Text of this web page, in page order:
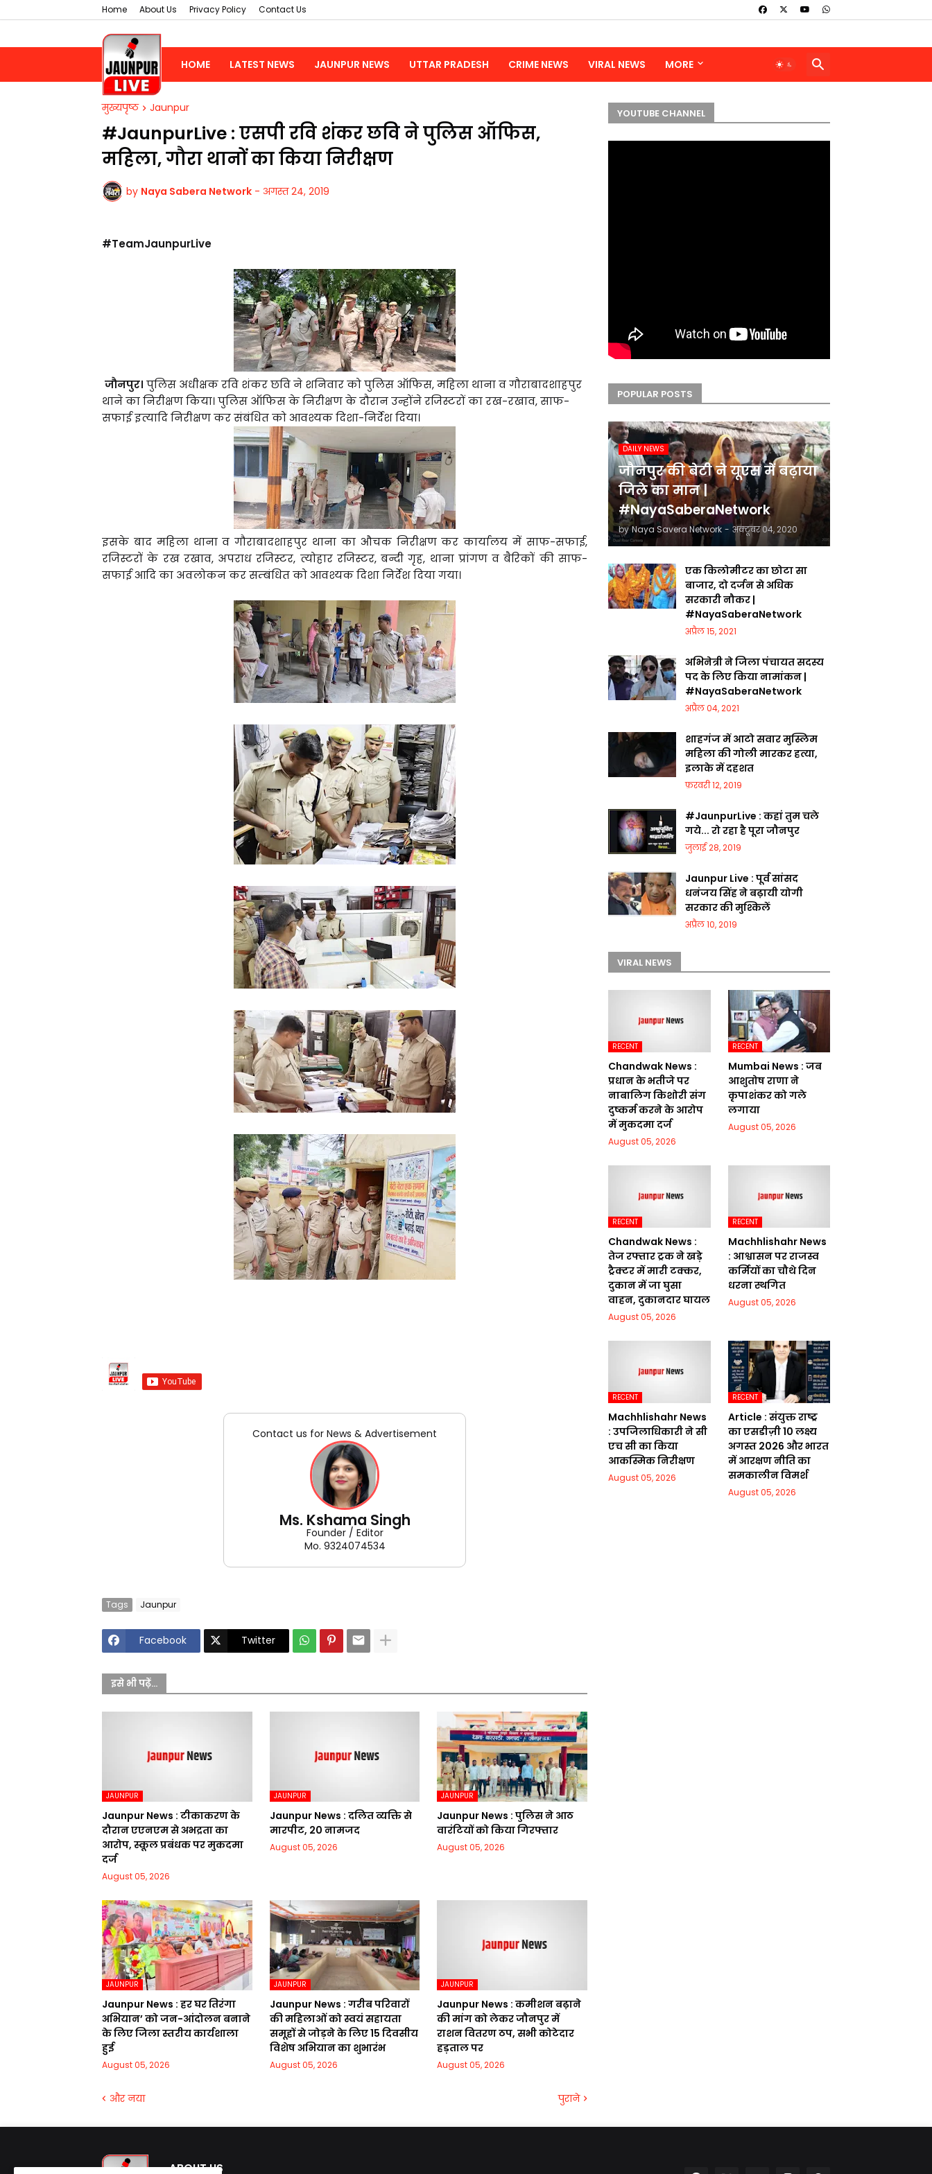
Home About Us Privacy Policy Contact Us
HOME LATEST NEWS JAUNPUR NEWS UTTAR PRADESH CRIME NEWS VIRAL NEWS MORE
मुख्यपृष्ठ Jaunpur
#JaunpurLive : एसपी रवि शंकर छवि ने पुलिस ऑफिस,
महिला, गौरा थानों का किया निरीक्षण
by Naya Sabera Network - अगस्त 24, 2019
#TeamJaunpurLive
जौनपुर। पुलिस अधीक्षक रवि शंकर छवि ने शनिवार को पुलिस ऑफिस, महिला थाना व गौराबादशाहपुर
थाने का निरीक्षण किया। पुलिस ऑफिस के निरीक्षण के दौरान उन्होंने रजिस्टरों का रख-रखाव, साफ-
सफाई इत्यादि निरीक्षण कर संबंधित को आवश्यक दिशा-निर्देश दिया।
इसके बाद महिला थाना व गौराबादशाहपुर थाना का औचक निरीक्षण कर कार्यालय में साफ-सफाई,
रजिस्टरों के रख रखाव, अपराध रजिस्टर, त्योहार रजिस्टर, बन्दी गृह, थाना प्रांगण व बैरिकों की साफ-
सफाई आदि का अवलोकन कर सम्बंधित को आवश्यक दिशा निर्देश दिया गया।
Contact us for News & Advertisement
Ms. Kshama Singh
Founder / Editor
Mo. 9324074534
Tags Jaunpur
Facebook Twitter
इसे भी पढ़ें...
JAUNPUR
Jaunpur News : टीकाकरण के
दौरान एएनएम से अभद्रता का
आरोप, स्कूल प्रबंधक पर मुकदमा
दर्ज
August 05, 2026
JAUNPUR
Jaunpur News : दलित व्यक्ति से
मारपीट, 20 नामजद
August 05, 2026
JAUNPUR
Jaunpur News : पुलिस ने आठ
वारंटियों को किया गिरफ्तार
August 05, 2026
JAUNPUR
Jaunpur News : हर घर तिरंगा
अभियान’ को जन-आंदोलन बनाने
के लिए जिला स्तरीय कार्यशाला
हुई
August 05, 2026
JAUNPUR
Jaunpur News : गरीब परिवारों
की महिलाओं को स्वयं सहायता
समूहों से जोड़ने के लिए 15 दिवसीय
विशेष अभियान का शुभारंभ
August 05, 2026
JAUNPUR
Jaunpur News : कमीशन बढ़ाने
की मांग को लेकर जौनपुर में
राशन वितरण ठप, सभी कोटेदार
हड़ताल पर
August 05, 2026
और नया पुराने
YOUTUBE CHANNEL
POPULAR POSTS
DAILY NEWS
जौनपुर की बेटी ने यूएस में बढ़ाया
जिले का मान |
#NayaSaberaNetwork
by Naya Savera Network - अक्टूबर 04, 2020
एक किलोमीटर का छोटा सा
बाजार, दो दर्जन से अधिक
सरकारी नौकर |
#NayaSaberaNetwork
अप्रैल 15, 2021
अभिनेत्री ने जिला पंचायत सदस्य
पद के लिए किया नामांकन |
#NayaSaberaNetwork
अप्रैल 04, 2021
शाहगंज में आटो सवार मुस्लिम
महिला की गोली मारकर हत्या,
इलाके में दहशत
फ़रवरी 12, 2019
#JaunpurLive : कहां तुम चले
गये... रो रहा है पूरा जौनपुर
जुलाई 28, 2019
Jaunpur Live : पूर्व सांसद
धनंजय सिंह ने बढ़ायी योगी
सरकार की मुश्किलें
अप्रैल 10, 2019
VIRAL NEWS
RECENT
Chandwak News :
प्रधान के भतीजे पर
नाबालिग किशोरी संग
दुष्कर्म करने के आरोप
में मुकदमा दर्ज
August 05, 2026
RECENT
Mumbai News : जब
आशुतोष राणा ने
कृपाशंकर को गले
लगाया
August 05, 2026
RECENT
Chandwak News :
तेज रफ्तार ट्रक ने खड़े
ट्रैक्टर में मारी टक्कर,
दुकान में जा घुसा
वाहन, दुकानदार घायल
August 05, 2026
RECENT
Machhlishahr News
: आश्वासन पर राजस्व
कर्मियों का चौथे दिन
धरना स्थगित
August 05, 2026
RECENT
Machhlishahr News
: उपजिलाधिकारी ने सी
एच सी का किया
आकस्मिक निरीक्षण
August 05, 2026
RECENT
Article : संयुक्त राष्ट्र
का एसडीज़ी 10 लक्ष्य
अगस्त 2026 और भारत
में आरक्षण नीति का
समकालीन विमर्श
August 05, 2026
ABOUT US